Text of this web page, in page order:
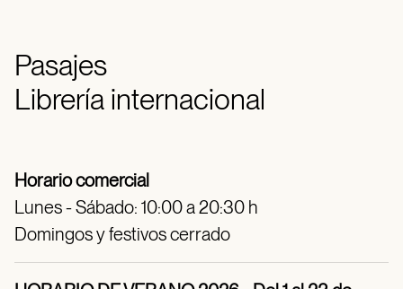
Pasajes
Librería internacional
Horario comercial
Lunes - Sábado: 10:00 a 20:30 h
Domingos y festivos cerrado